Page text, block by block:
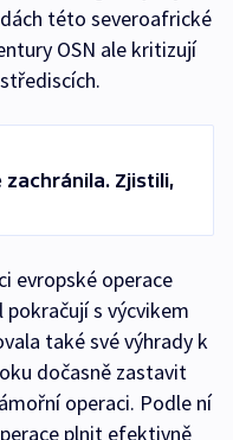
této severoafrické
OSN ale kritizují
Zjistili,
evropské operace
s výcvikem
také své výhrady k
dočasně zastavit
operaci. Podle ní
plnit efektivně